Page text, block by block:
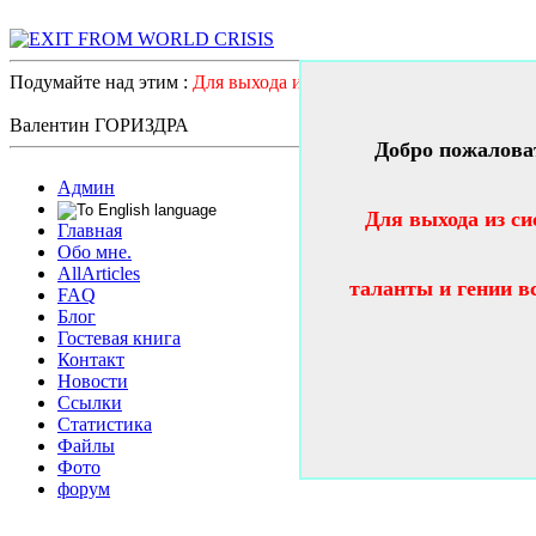
Подумайте над этим : Для выхода из системного
Валентин ГОРИЗДРА
Админ
Главная
Обо мне.
AllArticles
FAQ
Блог
Гостевая книга
Контакт
Новости
Ссылки
Статистика
Файлы
Фото
форум
Добро
Для выхода из
таланты и гении